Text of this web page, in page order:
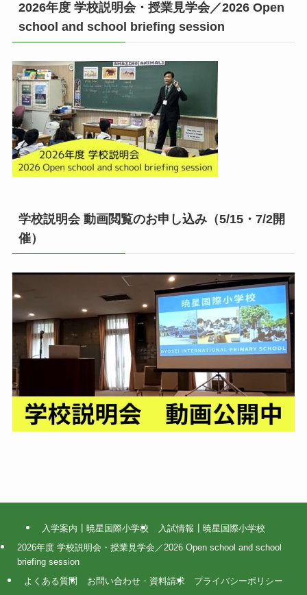
2026年度 学校説明会・授業見学会／2026 Open
school and school briefing session
学校説明会 動画閲覧のお申し込み（5/15・7/2開
催）
入学案内┃暁星国際小学校
入試情報┃暁星国際小学校
2026年度 学校説明会・授業見学会／2026 Open school and school
briefing session
よくある質問
お問い合わせ・資料請求
プライバシーポリシー